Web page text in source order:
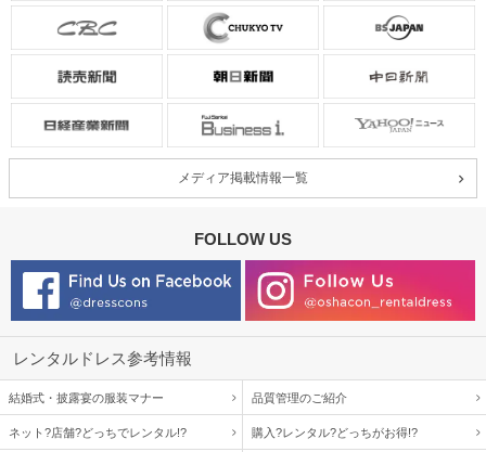
メディア掲載情報一覧
FOLLOW US
レンタルドレス参考情報
結婚式・披露宴の服装マナー 品質管理のご紹介
ネット?店舗?どっちでレンタル!? 購入?レンタル?どっちがお得!?